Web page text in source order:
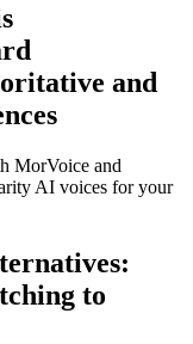
and
MorVoice and
AI voices for your
to